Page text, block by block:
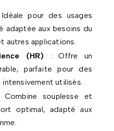
pour des usages
adaptée aux besoins du
autres applications.
(HR) : Offre un
parfaite pour des
utilisés.
souplesse et
optimal, adapté aux